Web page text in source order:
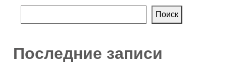
Поиск
Последние записи